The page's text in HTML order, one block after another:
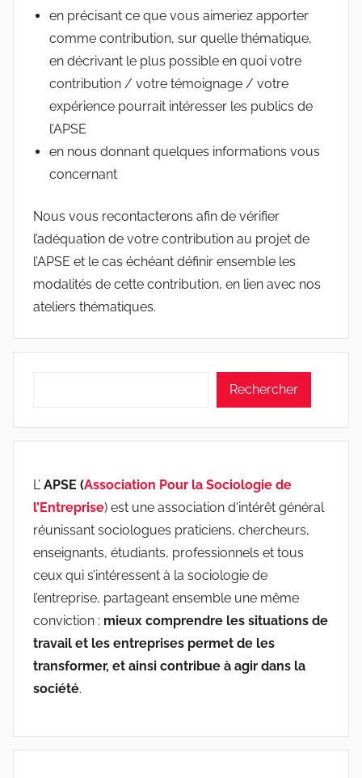
en précisant ce que vous aimeriez apporter
comme contribution, sur quelle thématique,
en décrivant le plus possible en quoi votre
contribution / votre témoignage / votre
expérience pourrait intéresser les publics de
l’APSE
en nous donnant quelques informations vous
concernant
Nous vous recontacterons afin de vérifier
l’adéquation de votre contribution au projet de
l’APSE et le cas échéant définir ensemble les
modalités de cette contribution, en lien avec nos
ateliers thématiques.
Rechercher
L’APSE (Association Pour la Sociologie de
l’Entreprise) est une association d'intérêt général
réunissant sociologues praticiens, chercheurs,
enseignants, étudiants, professionnels et tous
ceux qui s’intéressent à la sociologie de
l’entreprise, partageant ensemble une même
conviction : mieux comprendre les situations de
travail et les entreprises permet de les
transformer, et ainsi contribue à agir dans la
société.